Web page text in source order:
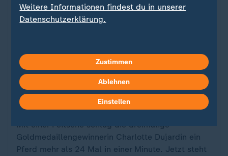
Vorwurf der Tierquälerei
Olympiasiegerin Dujardin bis Juli
2025 gesperrt
Mit einer Peitsche schlug die dreimalige
Goldmedaillengewinnerin Charlotte Dujardin ein
Pferd mehr als 24 Mal in einer Minute. Jetzt steht
Weitere Informationen findest du in unserer
Datenschutzerklärung.
Zustimmen
Ablehnen
Einstellen